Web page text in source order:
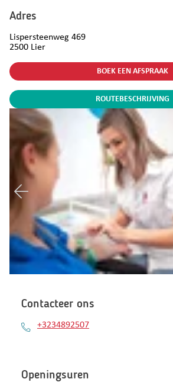
Contact
NL
Adres
Lispersteenweg 469
2500 Lier
BOEK EEN AFSPRAAK
ROUTEBESCHRIJVING
Contacteer ons
+3234892507
Openingsuren